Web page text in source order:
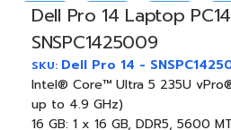
Dell Pro 14 Laptop
SNSPC1425009
SKU: Dell Pro 14 -
Intel® Core™ Ultra 5 235U
up to 4.9 GHz)
16 GB: 1 x 16 GB, DDR5, 5600